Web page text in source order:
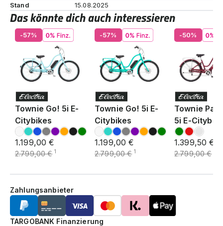
Stand
15.08.2025
Das könnte dich auch interessieren
-57%
Townie Go! 5i E-
Citybikes
1.199,00 €
2.799,00 € 1
-57%
Townie Go! 5i E-
Citybikes
1.199,00 €
2.799,00 € 1
-50%
Townie
5i E-
1.399,50 €
2.799,00 €
TARGOBANK Finanzierung
Zahlungsanbieter